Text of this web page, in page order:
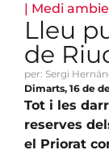
| Medi
Lleu
de
per: Sergi
Dimarts, 16 de
Tot i les
reserves
el Priorat